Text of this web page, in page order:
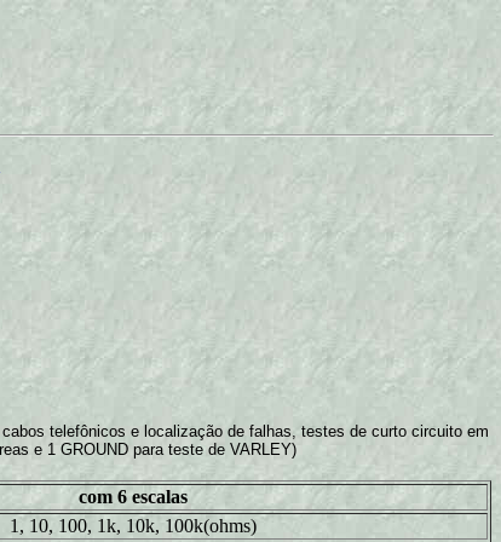
telefônicos e localização de falhas, testes de curto circuito em
e 1 GROUND para teste de VARLEY)
com 6 escalas
1, 10, 100, 1k, 10k, 100k(ohms)